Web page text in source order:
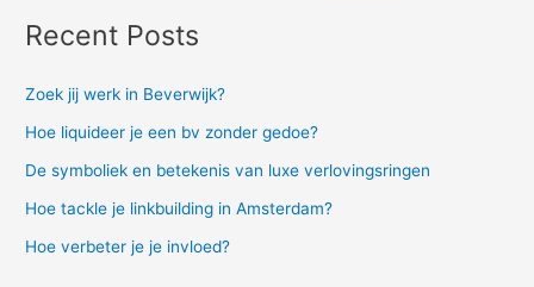
Recent Posts
Zoek jij werk in Beverwijk?
Hoe liquideer je een bv zonder gedoe?
De symboliek en betekenis van luxe verlovingsringen
Hoe tackle je linkbuilding in Amsterdam?
Hoe verbeter je je invloed?